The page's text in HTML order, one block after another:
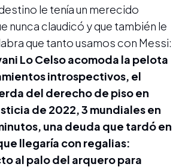
le tenía un merecido
nunca claudicó y que también le
que tanto usamos con Messi:
Lo Celso acomoda la pelota
introspectivos, el
del derecho de piso en
de 2022, 3 mundiales en
una deuda que tardó en
llegaría con regalias:
al palo del arquero para